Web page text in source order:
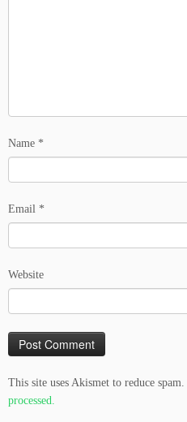
Name *
Email *
Website
This site uses Akismet to reduce spam.
processed.